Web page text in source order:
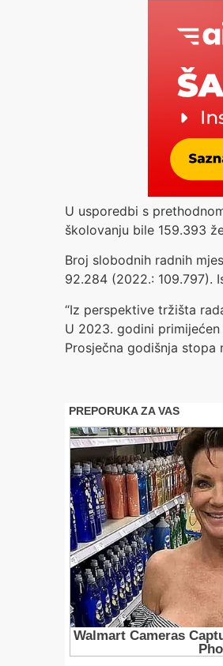
U usporedbi s
školovanju bile 159.393
Broj slobodnih radnih
92.284 (2022.: 109.797).
“Iz perspektive tržišta
U 2023. godini
Prosječna godišnja stopa